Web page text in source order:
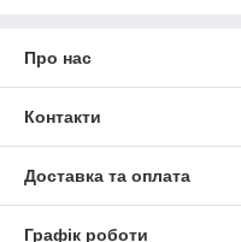
Про нас
Контакти
Доставка та оплата
Графік роботи